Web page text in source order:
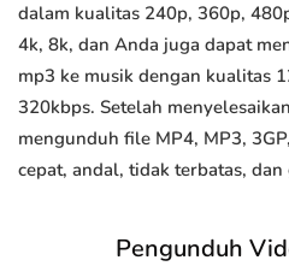
dalam kualitas 240p, 360p,
4k, 8k, dan Anda juga dapat
mp3 ke musik dengan kualitas
320kbps. Setelah
mengunduh file MP4, MP3,
cepat, andal, tidak terbatas, dan
Pengunduh